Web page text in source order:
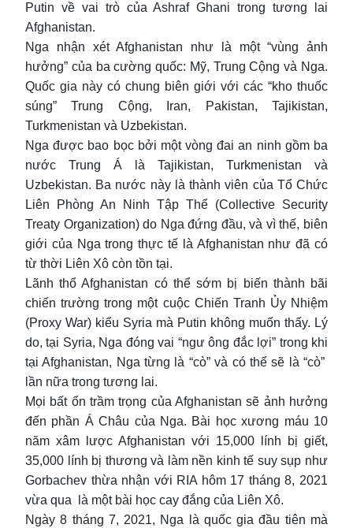
Putin về vai trò của Ashraf Ghani trong tương lai
Afghanistan.
Nga nhận xét Afghanistan như là một “vùng ảnh
hưởng” của ba cường quốc: Mỹ, Trung Cộng và Nga.
Quốc gia này có chung biên giới với các “kho thuốc
súng” Trung Cộng, Iran, Pakistan, Tajikistan,
Turkmenistan và Uzbekistan.
Nga được bao bọc bởi một vòng đai an ninh gồm ba
nước Trung Á là Tajikistan, Turkmenistan và
Uzbekistan. Ba nước này là thành viên của Tổ Chức
Liên Phòng An Ninh Tập Thể (Collective Security
Treaty Organization) do Nga đứng đầu, và vì thế, biên
giới của Nga trong thực tế là Afghanistan như đã có
từ thời Liên Xô còn tồn tại.
Lãnh thổ Afghanistan có thể sớm bị biến thành bãi
chiến trường trong một cuộc Chiến Tranh Ủy Nhiệm
(Proxy War) kiểu Syria mà Putin không muốn thấy. Lý
do, tại Syria, Nga đóng vai “ngư ông đắc lợi” trong khi
tại Afghanistan, Nga từng là “cò” và có thể sẽ là “cò”
lần nữa trong tương lai.
Mọi bất ổn trầm trọng của Afghanistan sẽ ảnh hưởng
đến phần Á Châu của Nga. Bài học xương máu 10
năm xâm lược Afghanistan với 15,000 lính bị giết,
35,000 lính bị thương và làm nền kinh tế suy sụp như
Gorbachev thừa nhận với RIA hôm 17 tháng 8, 2021
vừa qua là một bài học cay đắng của Liên Xô.
Ngày 8 tháng 7, 2021, Nga là quốc gia đầu tiên mà